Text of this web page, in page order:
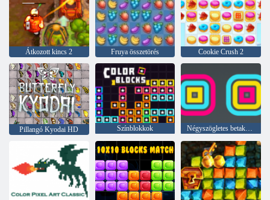
Átkozott kincs 2 Fruya összetörés Cookie Crush 2
Pillangó Kyodai HD Színblokkok Négyszögletes betakarító